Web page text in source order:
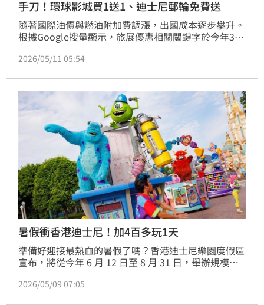
手刀！環球影城買1送1、迪士尼郵輪免費送
隨著國際油價與燃油附加費調漲，出國成本逐步攀升。
根據Google搜量顯示，旅展優惠相關關鍵字於今年3月
提前升溫，也更加期待旅展釋出的限時優惠。預期此波
釜山、沖繩、福岡等2小時航程城市，及關注度漸長的
日本二三線城市。歐美中長程旅遊也開始回溫，規劃多
集中在下半年，且旅客更偏好可退改商品或附中文導遊
2026/05/11 05:54
暑假衝香港迪士尼！加4百多玩1天
準備好迎接最熱血的暑假了嗎？香港迪士尼樂園度假區
宣布，將從今年 6 月 12 日至 8 月 31 日，舉辦規模空
堡的全新星空匯演，更找來《腦筋急轉彎》、《玩具總
2026/05/09 07:05